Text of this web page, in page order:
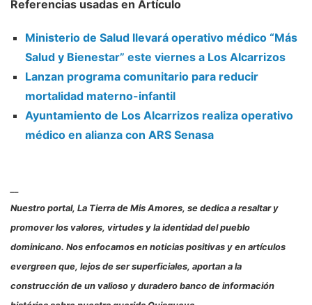
Referencias usadas en Artículo
Ministerio de Salud llevará operativo médico “Más
Salud y Bienestar” este viernes a Los Alcarrizos
Lanzan programa comunitario para reducir
mortalidad materno-infantil
Ayuntamiento de Los Alcarrizos realiza operativo
médico en alianza con ARS Senasa
Nuestro portal, La Tierra de Mis Amores, se dedica a resaltar y
promover los valores, virtudes y la identidad del pueblo
dominicano. Nos enfocamos en noticias positivas y en artículos
evergreen que, lejos de ser superficiales, aportan a la
construcción de un valioso y duradero banco de información